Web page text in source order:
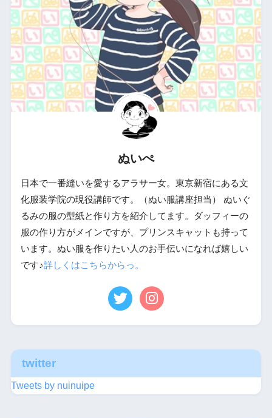
ぬいぺ
日本で一番縫いを愛するアラサー女。東京新宿にある文
化服装学院の現役講師です。（ぬい服講座担当） ぬいぐ
るみの服の型紙と作り方を紹介してます。ダッフィーの
服の作り方がメインですが、プリンスキャットも持って
います。ぬい服を作りたい人のお手伝いになれば嬉しい
です♪詳しくはこちらからっ。
twitter
Tweets by nuinuipe